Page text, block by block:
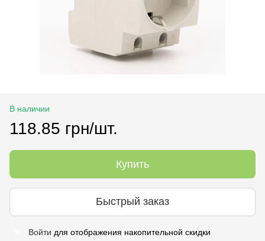
В наличии
118.85 грн/шт.
Купить
Быстрый заказ
Войти для отображения накопительной скидки